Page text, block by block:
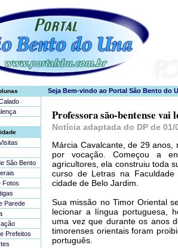
São Bento
Fotos
Parede
Prefeitos
Professora são-bentense
Notícia adaptada do DP de 01/
Márcia Cavalcante, de 29
por vocação. Começou a
agricultores, ela construiu toda
curso de Letras na
cidade de Belo Jardim.
Sua missão no Timor Oriental
lecionar a língua portuguesa,
uma vez que durante os anos
timorenses orientais foram
português.